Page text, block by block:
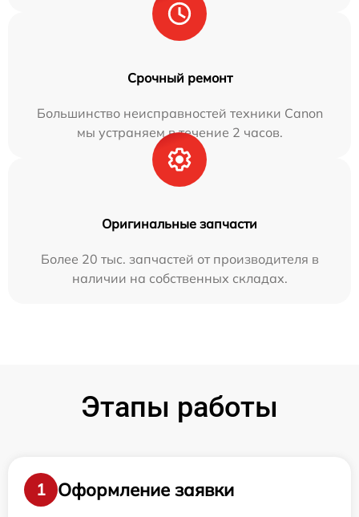
Срочный ремонт
Большинство неисправностей техники Canon
мы устраняем в течение 2 часов.
Оригинальные запчасти
Более 20 тыс. запчастей от производителя в
наличии на собственных складах.
Этапы работы
1
Оформление заявки